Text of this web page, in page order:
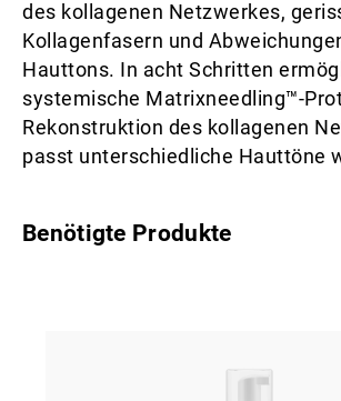
des kollagenen Netzwerkes,
Kollagenfasern und
Hauttons. In acht Schritten
systemische Matrixneedling™-
Rekonstruktion des kollagenen
passt unterschiedliche Hauttöne
Benötigte Produkte